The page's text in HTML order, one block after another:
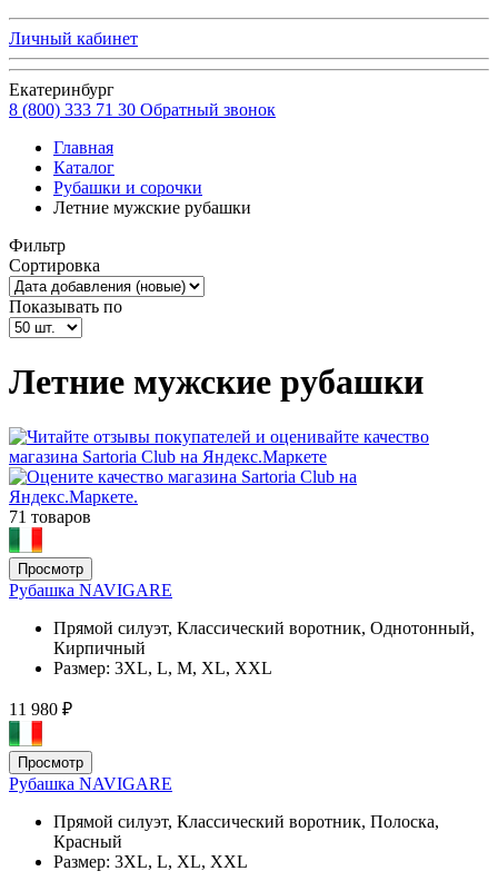
Личный кабинет
Екатеринбург
8 (800) 333 71 30 Обратный звонок
Главная
Каталог
Рубашки и сорочки
Летние мужские рубашки
Фильтр
Сортировка
Показывать по
Летние мужские рубашки
71 товаров
Просмотр
Рубашка NAVIGARE
Прямой силуэт, Классический воротник, Однотонный,
Кирпичный
Размер: 3XL, L, M, XL, XXL
11 980 ₽
Просмотр
Рубашка NAVIGARE
Прямой силуэт, Классический воротник, Полоска,
Красный
Размер: 3XL, L, XL, XXL